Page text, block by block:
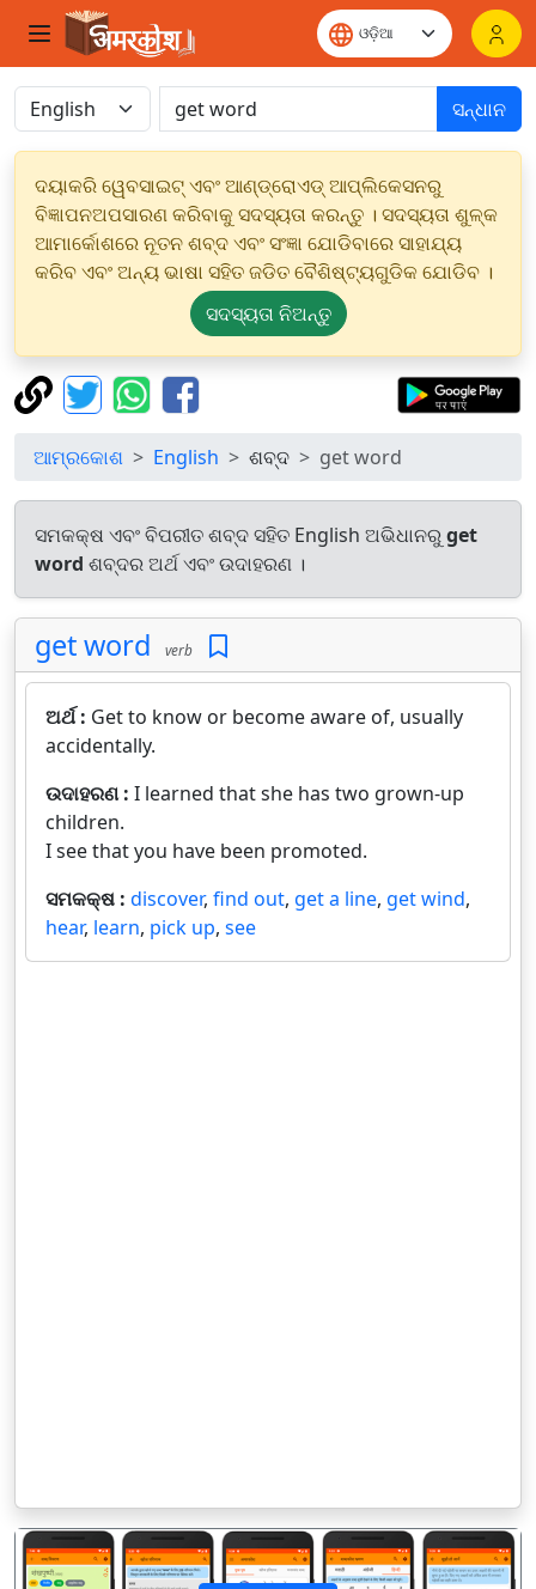
ସନ୍ଧାନ
ଦୟାକରି ୱେବସାଇଟ୍ ଏବଂ ଆଣ୍ଡ୍ରୋଏଡ୍ ଆପ୍ଲିକେସନରୁ
ବିଜ୍ଞାପନଅପସାରଣ କରିବାକୁ ସଦସ୍ୟତା କରନ୍ତୁ । ସଦସ୍ୟତା ଶୁଳ୍କ
ଆମାର୍କୋଶରେ ନୂତନ ଶବ୍ଦ ଏବଂ ସଂଜ୍ଞା ଯୋଡିବାରେ ସାହାଯ୍ୟ
କରିବ ଏବଂ ଅନ୍ୟ ଭାଷା ସହିତ ଜଡିତ ବୈଶିଷ୍ଟ୍ୟଗୁଡିକ ଯୋଡିବ ।
ସଦସ୍ୟତା ନିଅନ୍ତୁ
ଆମ୍ରକୋଶ English ଶବ୍ଦ get word
ସମକକ୍ଷ ଏବଂ ବିପରୀତ ଶବ୍ଦ ସହିତ English ଅଭିଧାନରୁget
word ଶବ୍ଦର ଅର୍ଥ ଏବଂ ଉଦାହରଣ ।
get word verb
ଅର୍ଥ : Get to know or become aware of, usually
accidentally.
ଉଦାହରଣ : I learned that she has two grown-up
children.
I see that you have been promoted.
ସମକକ୍ଷ : discover, find out, get a line, get wind,
hear, learn, pick up, see